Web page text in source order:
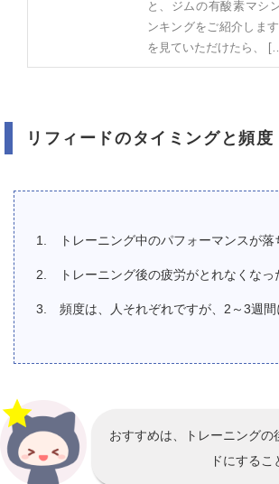
と、ジムの有酸素マシ
ンキングをご紹介しま
を見ていただけたら、
リフィードのタイミングと頻度
トレーニング中のパフォーマンスが落
トレーニング後の疲労がとれなくなっ
頻度は、人それぞれですが、2～3週
おすすめは、トレーニングの
ドにするこ